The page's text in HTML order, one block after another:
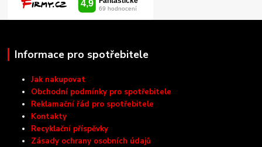
Informace pro spotřebitele
Jak nakupovat
Obchodní podmínky pro spotřebitele
Reklamační řád pro spotřebitele
Kontakty
Recyklační příspěvky
Zásady ochrany osobních údajů